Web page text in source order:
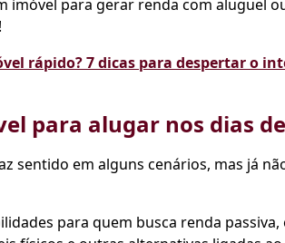
imóvel para gerar renda com aluguel
rápido? 7 dicas para despertar o
para alugar nos dias
sentido em alguns cenários, mas já
para quem busca renda